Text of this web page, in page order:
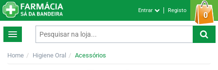
0
Entrar Registo
Home Higiene Oral Acessórios